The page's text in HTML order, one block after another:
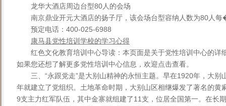
龙华大酒店周边台型80人的会场
南京鼎业开元大酒店的扬子厅，该会场台型容纳人数为80人
预定电话：400-025-6988
康马县党性培训学校的学习心得
红色文化教育培训中心导读：本页面是关于党性培训中心的详
如果您还想了解更多党性培训中心信息，欢迎点击查看。
三、“永跟党走”是大别山精神的永恒主题。早在1920年，大
年就建立了党组织。土地革命时期，大别山区相继爆发了著名的黄
9支主力红军队伍，其中金寨就组建了11支，位居全国第一。在长